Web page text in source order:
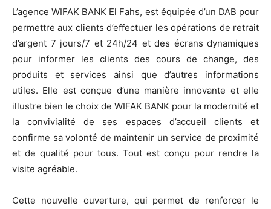
L’agence WIFAK BANK El Fahs, est équipée d’un DAB pour
permettre aux clients d’effectuer les opérations de retrait
d’argent 7 jours/7 et 24h/24 et des écrans dynamiques
pour informer les clients des cours de change, des
produits et services ainsi que d’autres informations
utiles. Elle est conçue d’une manière innovante et elle
illustre bien le choix de WIFAK BANK pour la modernité et
la convivialité de ses espaces d’accueil clients et
confirme sa volonté de maintenir un service de proximité
et de qualité pour tous. Tout est conçu pour rendre la
visite agréable.
Cette nouvelle ouverture, qui permet de renforcer le